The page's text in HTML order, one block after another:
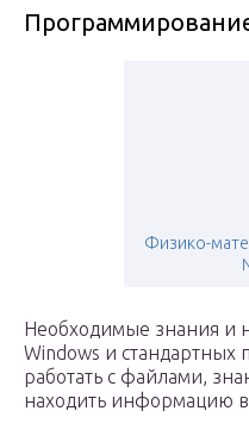
Физико-
Необходимые знания и
Windows и
работать с файлами,
находить информацию